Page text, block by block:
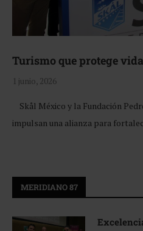
Turismo que protege vida
1 junio, 2026
Skål México y la Fundación
impulsan una alianza para
MERIDIANO 87